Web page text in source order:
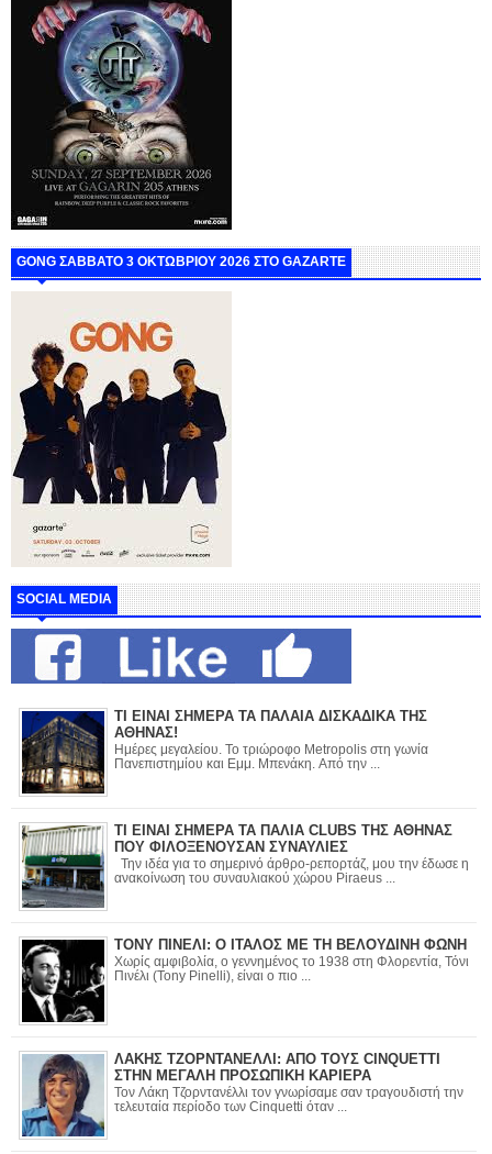
GONG ΣΑΒΒΑΤΟ 3 ΟΚΤΩΒΡΙΟΥ 2026 ΣΤΟ GAZARTE
SOCIAL MEDIA
ΤΙ ΕΙΝΑΙ ΣΗΜΕΡΑ ΤΑ ΠΑΛΑΙΑ ΔΙΣΚΑΔΙΚΑ ΤΗΣ
ΑΘΗΝΑΣ!
Ημέρες μεγαλείου. Το τριώροφο Metropolis στη γωνία
Πανεπιστημίου και Εμμ. Μπενάκη. Από την ...
ΤΙ ΕΙΝΑΙ ΣΗΜΕΡΑ ΤΑ ΠΑΛΙΑ CLUBS ΤΗΣ ΑΘΗΝΑΣ
ΠΟΥ ΦΙΛΟΞΕΝΟΥΣΑΝ ΣΥΝΑΥΛΙΕΣ
Την ιδέα για το σημερινό άρθρο-ρεπορτάζ, μου την έδωσε η
ανακοίνωση του συναυλιακού χώρου Piraeus ...
ΤΟΝΥ ΠΙΝΕΛΙ: Ο ΙΤΑΛΟΣ ΜΕ ΤΗ ΒΕΛΟΥΔΙΝΗ ΦΩΝΗ
Χωρίς αμφιβολία, ο γεννημένος το 1938 στη Φλορεντία, Τόνι
Πινέλι (Tony Pinelli), είναι ο πιο ...
ΛΑΚΗΣ ΤΖΟΡΝΤΑΝΕΛΛΙ: ΑΠΟ ΤΟΥΣ CINQUETTI
ΣΤΗΝ ΜΕΓΑΛΗ ΠΡΟΣΩΠΙΚΗ ΚΑΡΙΕΡΑ
Τον Λάκη Τζορντανέλλι τον γνωρίσαμε σαν τραγουδιστή την
τελευταία περίοδο των Cinquetti όταν ...